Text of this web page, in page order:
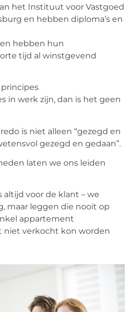
het Instituut voor Vastgoed
en hebben diploma’s en
hebben hun
tijd al winstgevend
in werk zijn, dan is het geen
is niet alleen “gezegd en
gezegd en gedaan”.
laten we ons leiden
altijd voor de klant – we
maar leggen die nooit op
appartement
verkocht kon worden